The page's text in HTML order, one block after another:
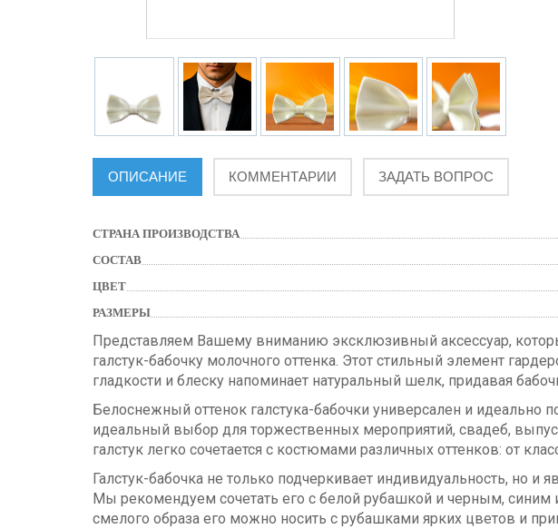
ОПИСАНИЕ КОММЕНТАРИИ ЗАДАТЬ ВОПРОС
СТРАНА ПРОИЗВОДСТВА
СОСТАВ
ЦВЕТ
РАЗМЕРЫ
Представляем Вашему вниманию эксклюзивный аксессуар,
галстук-бабочку молочного оттенка. Этот стильный элемент
гладкости и блеску напоминает натуральный шелк, придавая
Белоснежный оттенок галстука-бабочки универсален и идеально
идеальный выбор для торжественных мероприятий, свадеб,
галстук легко сочетается с костюмами различных оттенков: от
Галстук-бабочка не только подчеркивает индивидуальность, но
Мы рекомендуем сочетать его с белой рубашкой и черным,
смелого образа его можно носить с рубашками ярких цветов и